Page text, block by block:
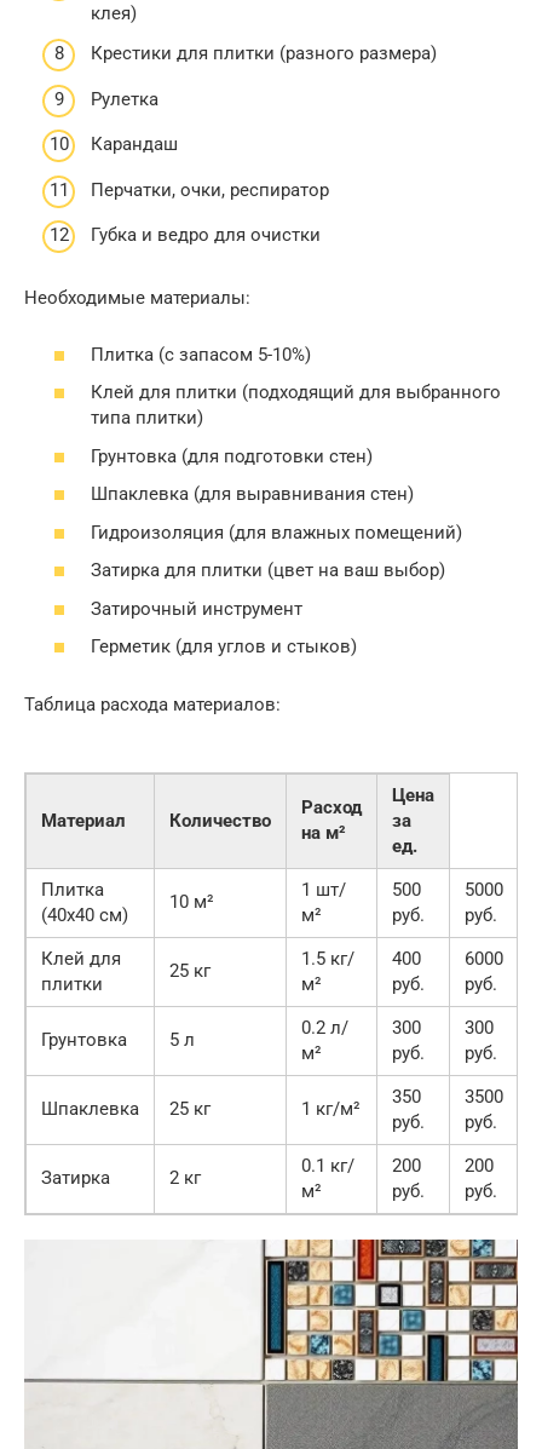
клея)
Крестики для плитки (разного размера)
Рулетка
Карандаш
Перчатки, очки, респиратор
Губка и ведро для очистки
Необходимые материалы:
Плитка (с запасом 5-10%)
Клей для плитки (подходящий для выбранного
типа плитки)
Грунтовка (для подготовки стен)
Шпаклевка (для выравнивания стен)
Гидроизоляция (для влажных помещений)
Затирка для плитки (цвет на ваш выбор)
Затирочный инструмент
Герметик (для углов и стыков)
Таблица расхода материалов:
Материал Количество
Расход
на м²
Цена
за
ед.
Плитка
(40х40 см)
10 м²
1 шт/
м²
500
руб.
5000
руб.
Клей для
плитки
25 кг
1.5 кг/
м²
400
руб.
6000
руб.
Грунтовка 5 л
0.2 л/
м²
300
руб.
300
руб.
Шпаклевка 25 кг 1 кг/м²
350
руб.
3500
руб.
Затирка 2 кг
0.1 кг/
м²
200
руб.
200
руб.